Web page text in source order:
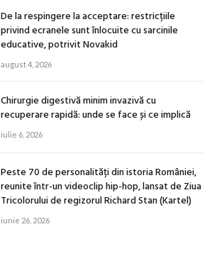
De la respingere la acceptare: restricțiile
privind ecranele sunt înlocuite cu sarcinile
educative, potrivit Novakid
august 4, 2026
Chirurgie digestivă minim invazivă cu
recuperare rapidă: unde se face și ce implică
iulie 6, 2026
Peste 70 de personalități din istoria României,
reunite într-un videoclip hip-hop, lansat de Ziua
Tricolorului de regizorul Richard Stan (Kartel)
iunie 26, 2026